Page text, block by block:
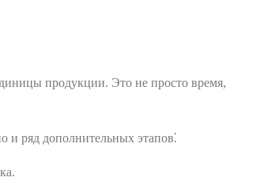
продукции. Это не просто время,
и ряд дополнительных этапов⁚